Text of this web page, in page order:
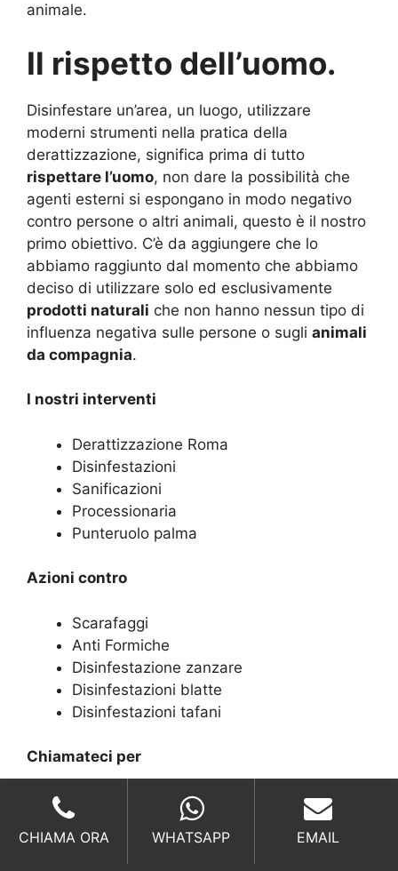
animale.
Il rispetto dell’uomo.
Disinfestare un’area, un luogo, utilizzare
moderni strumenti nella pratica della
derattizzazione, significa prima di tutto
rispettare l’uomo, non dare la possibilità che
agenti esterni si espongano in modo negativo
contro persone o altri animali, questo è il nostro
primo obiettivo. C’è da aggiungere che lo
abbiamo raggiunto dal momento che abbiamo
deciso di utilizzare solo ed esclusivamente
prodotti naturali che non hanno nessun tipo di
influenza negativa sulle persone o sugli animali
da compagnia.
I nostri interventi
Derattizzazione Roma
Disinfestazioni
Sanificazioni
Processionaria
Punteruolo palma
Azioni contro
Scarafaggi
Anti Formiche
Disinfestazione zanzare
Disinfestazioni blatte
Disinfestazioni tafani
Chiamateci per
Disinfestazione pulci
Anti blattella germanica
Disinfestazioni mosche
CHIAMA ORA WHATSAPP EMAIL